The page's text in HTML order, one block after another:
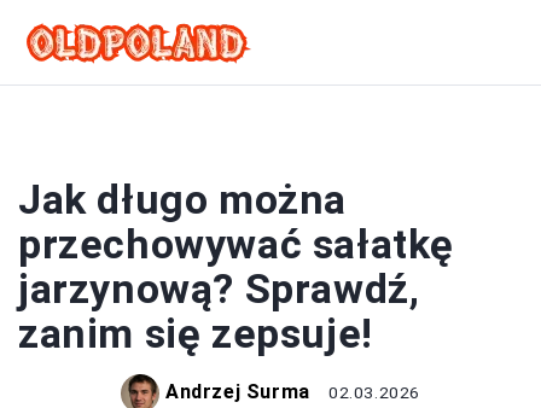
Jak długo można
przechowywać sałatkę
jarzynową? Sprawdź,
zanim się zepsuje!
Andrzej Surma 02.03.2026